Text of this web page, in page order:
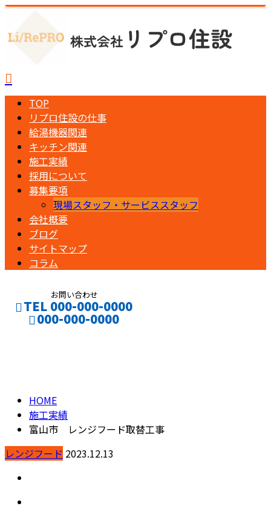
TOP
リプロ住設の仕事
給湯機器関連
キッチン関連
施工実績
採用について
募集要項
現場スタッフ・サービススタッフ
会社概要
ブログ
サイトマップ
コラム
お問い合わせ
TEL 000-000-0000
000-000-0000
HOME
施工実績
富山市 レンジフード取替工事
レンジフード 2023.12.13